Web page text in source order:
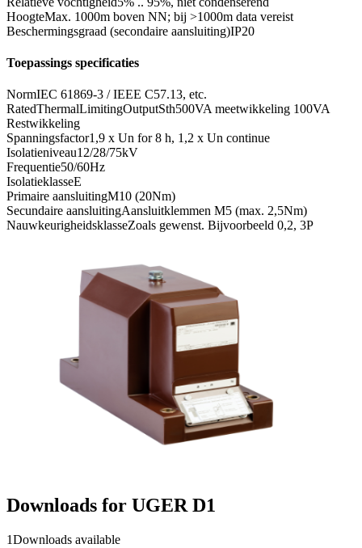
HoogteMax. 1000m boven NN; bij >1000m data vereist
Beschermingsgraad (secondaire aansluiting)IP20
Toepassings specificaties
NormIEC 61869-3 / IEEE C57.13, etc.
RatedThermalLimitingOutputSth500VA meetwikkeling 100VA
Restwikkeling
Spanningsfactor1,9 x Un for 8 h, 1,2 x Un continue
Isolatieniveau12/28/75kV
Frequentie50/60Hz
IsolatieklasseE
Primaire aansluitingM10 (20Nm)
Secundaire aansluitingAansluitklemmen M5 (max. 2,5Nm)
NauwkeurigheidsklasseZoals gewenst. Bijvoorbeeld 0,2, 3P
Downloads for UGER D1
1Downloads available